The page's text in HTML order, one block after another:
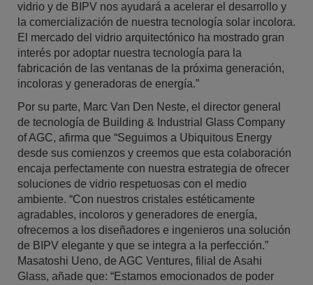
vidrio y de BIPV nos ayudará a acelerar el desarrollo y
la comercialización de nuestra tecnología solar incolora.
El mercado del vidrio arquitectónico ha mostrado gran
interés por adoptar nuestra tecnología para la
fabricación de las ventanas de la próxima generación,
incoloras y generadoras de energía.”
Por su parte, Marc Van Den Neste, el director general
de tecnología de Building & Industrial Glass Company
of AGC, afirma que “Seguimos a Ubiquitous Energy
desde sus comienzos y creemos que esta colaboración
encaja perfectamente con nuestra estrategia de ofrecer
soluciones de vidrio respetuosas con el medio
ambiente. “Con nuestros cristales estéticamente
agradables, incoloros y generadores de energía,
ofrecemos a los diseñadores e ingenieros una solución
de BIPV elegante y que se integra a la perfección.”
Masatoshi Ueno, de AGC Ventures, filial de Asahi
Glass, añade que: “Estamos emocionados de poder